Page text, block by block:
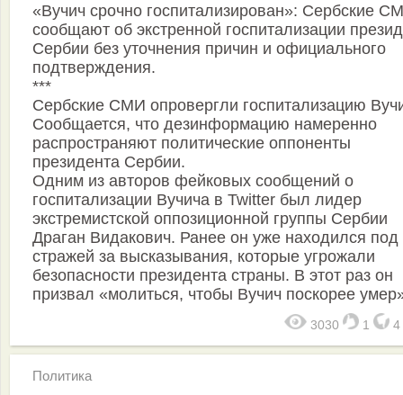
«Вучич срочно госпитализирован»: Сербские
сообщают об экстренной госпитализации
Сербии без уточнения причин и официального
подтверждения.
***
Сербские СМИ опровергли госпитализацию
Сообщается, что дезинформацию намеренно
распространяют политические оппоненты
президента Сербии.
Одним из авторов фейковых сообщений о
госпитализации Вучича в Twitter был лидер
экстремистской оппозиционной группы Сербии
Драган Видакович. Ранее он уже находился под
стражей за высказывания, которые угрожали
безопасности президента страны. В этот раз он
призвал «молиться, чтобы Вучич поскорее
3030 1 4
Политика